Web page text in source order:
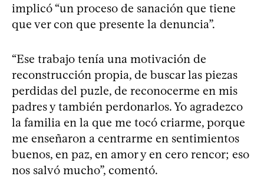
implicó “un proceso de sanación que tiene
que ver con que presente la denuncia”.
“Ese trabajo tenía una motivación de
reconstrucción propia, de buscar las piezas
perdidas del puzle, de reconocerme en mis
padres y también perdonarlos. Yo agradezco
la familia en la que me tocó criarme, porque
me enseñaron a centrarme en sentimientos
buenos, en paz, en amor y en cero rencor; eso
nos salvó mucho”, comentó.